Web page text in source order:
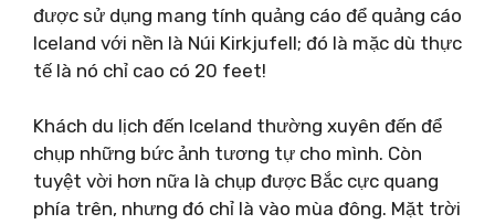
được sử dụng mang tính quảng cáo để quảng cáo
Iceland với nền là Núi Kirkjufell; đó là mặc dù thực
tế là nó chỉ cao có 20 feet!
Khách du lịch đến Iceland thường xuyên đến để
chụp những bức ảnh tương tự cho mình. Còn
tuyệt vời hơn nữa là chụp được Bắc cực quang
phía trên, nhưng đó chỉ là vào mùa đông. Mặt trời